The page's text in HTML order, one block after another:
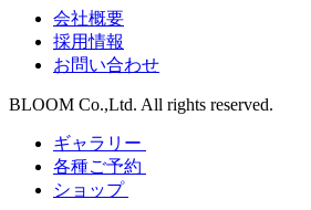
会社概要
採用情報
お問い合わせ
BLOOM Co.,Ltd. All rights reserved.
ギャラリー
各種ご予約
ショップ